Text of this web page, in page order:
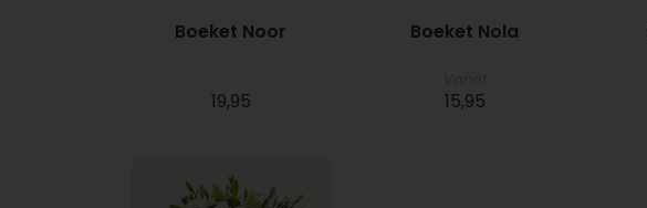
Boeket Noor
19,95
Boeket Nola
15,95